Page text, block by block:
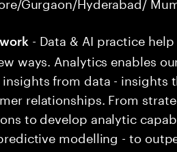
- Data & AI practice
ways. Analytics enables
from data - insights
relationships. From
to develop analytic
modelling - to